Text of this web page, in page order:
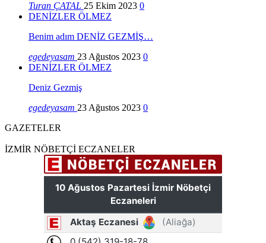
Turan ÇATAL 25 Ekim 2023 0
DENİZLER ÖLMEZ
Benim adım DENİZ GEZMİŞ…
egedeyasam 23 Ağustos 2023 0
DENİZLER ÖLMEZ
Deniz Gezmiş
egedeyasam 23 Ağustos 2023 0
GAZETELER
İZMİR NÖBETÇİ ECZANELER